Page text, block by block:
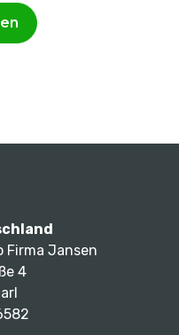
Firma Jansen
4